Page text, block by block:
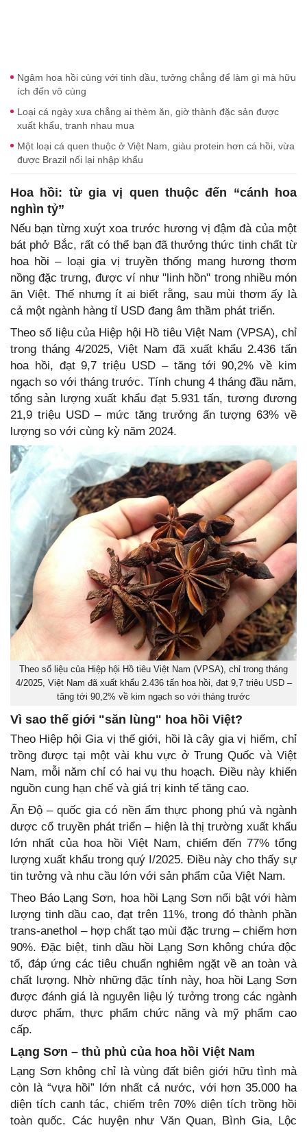
Ngâm hoa hồi cùng với tinh dầu, tưởng chẳng để làm gì mà hữu
ích đến vô cùng
Loại cá ngày xưa chẳng ai thèm ăn, giờ thành đặc sản được
xuất khẩu, tranh nhau mua
Một loại cá quen thuộc ở Việt Nam, giàu protein hơn cá hồi, vừa
được Brazil nối lại nhập khẩu
Hoa hồi: từ gia vị quen thuộc đến “cánh hoa
nghìn tỷ”
Nếu bạn từng xuýt xoa trước hương vị đậm đà của một
bát phở Bắc, rất có thể bạn đã thưởng thức tinh chất từ
hoa hồi – loại gia vị truyền thống mang hương thơm
nồng đặc trưng, được ví như "linh hồn" trong nhiều món
ăn Việt. Thế nhưng ít ai biết rằng, sau mùi thơm ấy là
cả một ngành hàng tỉ USD đang âm thầm phát triển.
Theo số liệu của Hiệp hội Hồ tiêu Việt Nam (VPSA), chỉ
trong tháng 4/2025, Việt Nam đã xuất khẩu 2.436 tấn
hoa hồi, đạt 9,7 triệu USD – tăng tới 90,2% về kim
ngạch so với tháng trước. Tính chung 4 tháng đầu năm,
tổng sản lượng xuất khẩu đạt 5.931 tấn, tương đương
21,9 triệu USD – mức tăng trưởng ấn tượng 63% về
lượng so với cùng kỳ năm 2024.
Theo số liệu của Hiệp hội Hồ tiêu Việt Nam (VPSA), chỉ trong tháng
4/2025, Việt Nam đã xuất khẩu 2.436 tấn hoa hồi, đạt 9,7 triệu USD –
tăng tới 90,2% về kim ngạch so với tháng trước
Vì sao thế giới "săn lùng" hoa hồi Việt?
Theo Hiệp hội Gia vị thế giới, hồi là cây gia vị hiếm, chỉ
trồng được tại một vài khu vực ở Trung Quốc và Việt
Nam, mỗi năm chỉ có hai vụ thu hoạch. Điều này khiến
nguồn cung hạn chế và giá trị kinh tế tăng cao.
Ấn Độ – quốc gia có nền ẩm thực phong phú và ngành
dược cổ truyền phát triển – hiện là thị trường xuất khẩu
lớn nhất của hoa hồi Việt Nam, chiếm đến 77% tổng
lượng xuất khẩu trong quý I/2025. Điều này cho thấy sự
tin tưởng và nhu cầu lớn với sản phẩm của Việt Nam.
Theo Báo Lạng Sơn, hoa hồi Lạng Sơn nổi bật với hàm
lượng tinh dầu cao, đạt trên 11%, trong đó thành phần
trans-anethol – hợp chất tạo mùi đặc trưng – chiếm hơn
90%. Đặc biệt, tinh dầu hồi Lạng Sơn không chứa độc
tố, đáp ứng các tiêu chuẩn nghiêm ngặt về an toàn và
chất lượng. Nhờ những đặc tính này, hoa hồi Lạng Sơn
được đánh giá là nguyên liệu lý tưởng trong các ngành
dược phẩm, thực phẩm chức năng và mỹ phẩm cao
cấp.
Lạng Sơn – thủ phủ của hoa hồi Việt Nam
Lạng Sơn không chỉ là vùng đất biên giới hữu tình mà
còn là “vựa hồi” lớn nhất cả nước, với hơn 35.000 ha
diện tích canh tác, chiếm trên 70% diện tích trồng hồi
toàn quốc. Các huyện như Văn Quan, Bình Gia, Lộc